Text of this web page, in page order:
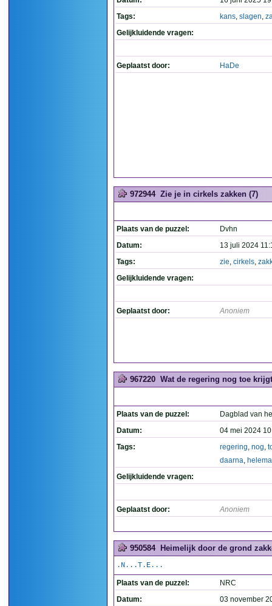
Tags:
kans, slagen,
Gelijkluidende vragen:
Geplaatst door: HaDe
972944 Zie je in cirkels zakken (7)
Plaats van de puzzel:
Dvhn
Datum:
13 juli 2024
Tags:
zie, cirkels,
Gelijkluidende vragen:
Geplaatst door: Anoniem
967220 Wat de regering nog toe
Plaats van de puzzel:
Dagblad van
Datum:
04 mei 2024
Tags:
regering, nog,
daarna,
Gelijkluidende vragen:
Geplaatst door: Anoniem
950584 Heimelijk door de grond
.N...T.E...
Plaats van de puzzel:
NRC
Datum:
03 november